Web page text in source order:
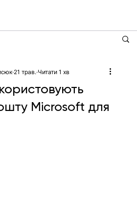
Microsoft для
21 трав. Читати 1 хв